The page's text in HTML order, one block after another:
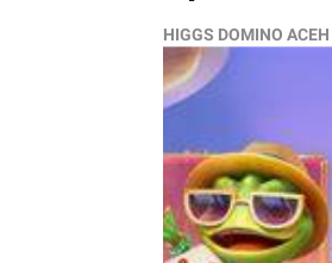
HIGGS DOMINO